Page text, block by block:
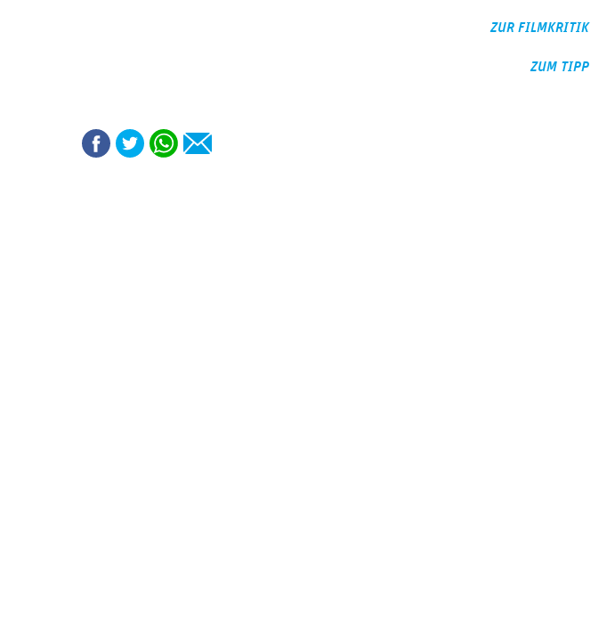
ZUR FILMKRITIK
ZUM TIPP